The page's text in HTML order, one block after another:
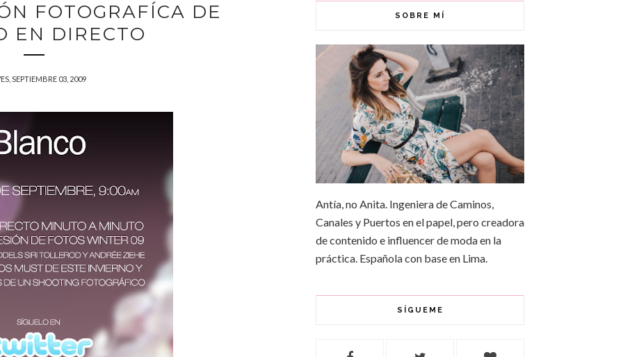
FOTOGRAFÍCA DE
EN DIRECTO
SEPTIEMBRE 03, 2009
SOBRE MÍ
Antía, no Anita. Ingeniera de Caminos,
Canales y Puertos en el papel, pero creadora
de contenido e influencer de moda en la
práctica. Española con base en Lima.
SÍGUEME